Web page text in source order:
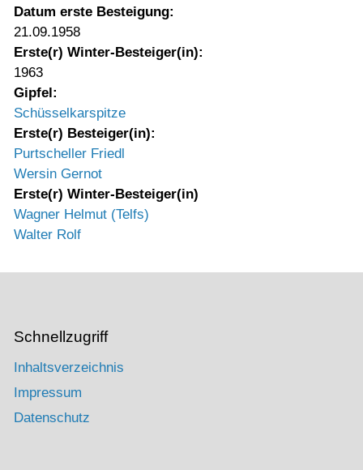
Datum erste Besteigung:
21.09.1958
Erste(r) Winter-Besteiger(in):
1963
Gipfel:
Schüsselkarspitze
Erste(r) Besteiger(in):
Purtscheller Friedl
Wersin Gernot
Erste(r) Winter-Besteiger(in)
Wagner Helmut (Telfs)
Walter Rolf
Schnellzugriff
Inhaltsverzeichnis
Impressum
Datenschutz